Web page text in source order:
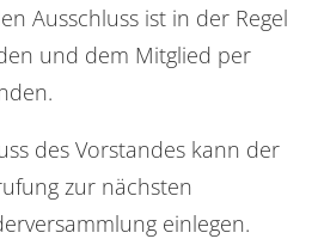
Ausschluss ist in der Regel
und dem Mitglied per
des Vorstandes kann der
zur nächsten
einlegen.